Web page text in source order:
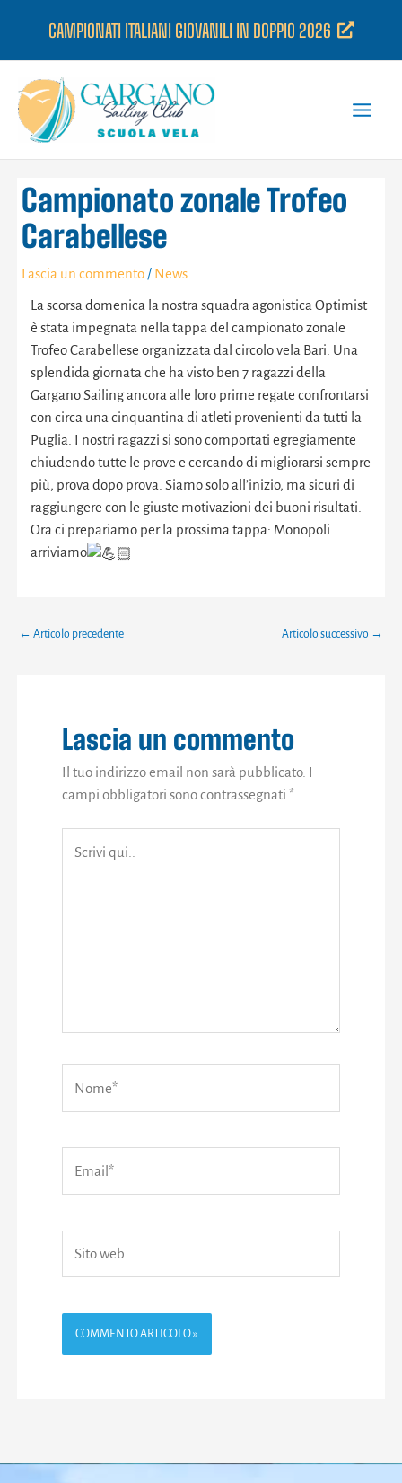
CAMPIONATI ITALIANI GIOVANILI IN DOPPIO 2026
Campionato zonale Trofeo
Carabellese
Lascia un commento / News
La scorsa domenica la nostra squadra agonistica Optimist
è stata impegnata nella tappa del campionato zonale
Trofeo Carabellese organizzata dal circolo vela Bari. Una
splendida giornata che ha visto ben 7 ragazzi della
Gargano Sailing ancora alle loro prime regate confrontarsi
con circa una cinquantina di atleti provenienti da tutti la
Puglia. I nostri ragazzi si sono comportati egregiamente
chiudendo tutte le prove e cercando di migliorarsi sempre
più, prova dopo prova. Siamo solo all’inizio, ma sicuri di
raggiungere con le giuste motivazioni dei buoni risultati.
Ora ci prepariamo per la prossima tappa: Monopoli
arriviamo
← Articolo precedente Articolo successivo →
Lascia un commento
Il tuo indirizzo email non sarà pubblicato. I
campi obbligatori sono contrassegnati*
qui..
web